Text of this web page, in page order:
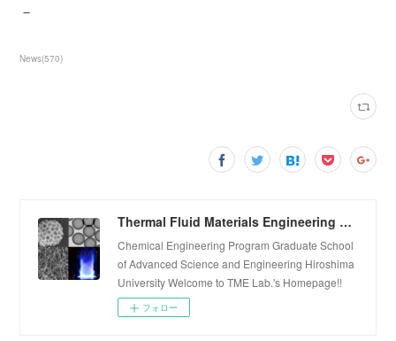
－
News(570)
Thermal Fluid Materials Engineering Laboratory
Chemical Engineering Program Graduate School
of Advanced Science and Engineering Hiroshima
University Welcome to TME Lab.'s Homepage!!
フォロー